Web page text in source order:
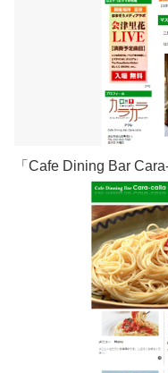
「Cafe Dining Bar